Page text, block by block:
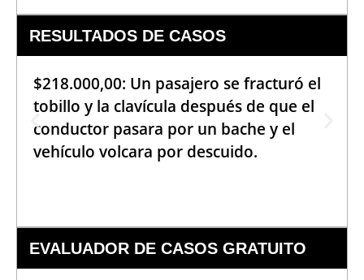
RESULTADOS DE CASOS
$218.000,00: Un pasajero se fracturó el
tobillo y la clavícula después de que el
conductor pasara por un bache y el
vehículo volcara por descuido.
EVALUADOR DE CASOS GRATUITO